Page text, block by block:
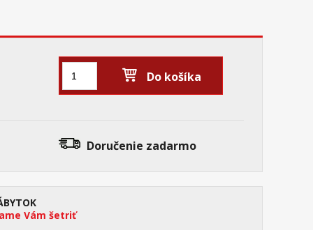
Do košíka
Doručenie zadarmo
Vám šetriť